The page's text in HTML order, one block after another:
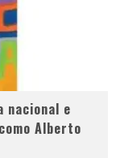
nacional e
Alberto